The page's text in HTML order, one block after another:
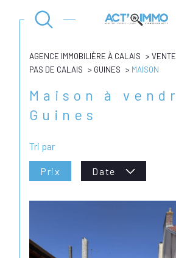
AGENCE IMMOBILIÈRE À CALAIS
VENTE
PAS DE CALAIS
GUINES MAISON
Maison à vendre
Guines
Tri par
Prix Date